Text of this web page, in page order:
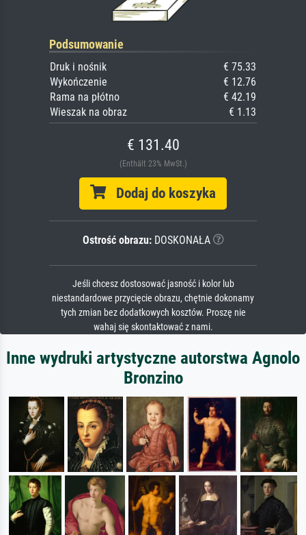
Podsumowanie
Druk i nośnik
€ 75.33
Wykończenie
€ 12.76
Rama na płótno
€ 42.19
Wieszak na obraz
€ 1.13
€ 131.40
(Enthält 23% MwSt.)
Dodaj do koszyka
Ostrość obrazu:DOSKONAŁA
Jeśli chcesz dostosować jasność i kolor lub
niestandardowe przycięcie obrazu, chętnie dokonamy
tych zmian bez dodatkowych kosztów. Proszę nie
wahaj się skontaktować z nami.
Inne wydruki artystyczne autorstwa Agnolo
Bronzino